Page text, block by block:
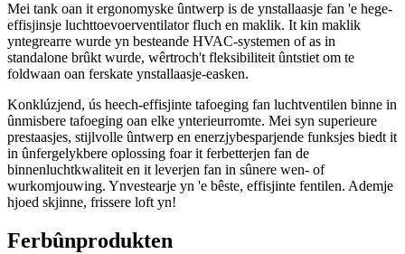
Mei tank oan it ergonomyske ûntwerp is de ynstallaasje fan 'e hege-
effisjinsje luchttoevoerventilator fluch en maklik. It kin maklik
yntegrearre wurde yn besteande HVAC-systemen of as in
standalone brûkt wurde, wêrtroch't fleksibiliteit ûntstiet om te
foldwaan oan ferskate ynstallaasje-easken.
Konklúzjend, ús heech-effisjinte tafoeging fan luchtventilen binne in
ûnmisbere tafoeging oan elke ynterieurromte. Mei syn superieure
prestaasjes, stijlvolle ûntwerp en enerzjybesparjende funksjes biedt it
in ûnfergelykbere oplossing foar it ferbetterjen fan de
binnenluchtkwaliteit en it leverjen fan in sûnere wen- of
wurkomjouwing. Ynvestearje yn 'e bêste, effisjinte fentilen. Ademje
hjoed skjinne, frissere loft yn!
Ferbûnprodukten